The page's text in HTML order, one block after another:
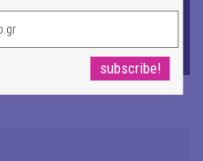
περιοδεία για την